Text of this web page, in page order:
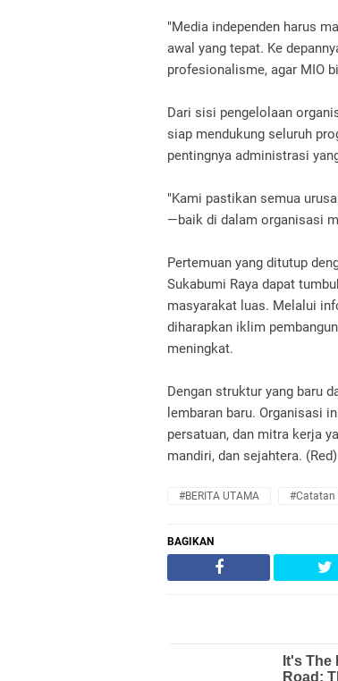
"Media independen harus
awal yang tepat. Ke
profesionalisme, agar MIO
Dari sisi pengelolaan
siap mendukung seluruh
pentingnya administrasi
"Kami pastikan semua
—baik di dalam organisasi
Pertemuan yang ditutup
Sukabumi Raya dapat
masyarakat luas. Melalui
diharapkan iklim
meningkat.
Dengan struktur yang baru
lembaran baru. Organisasi
persatuan, dan mitra kerja
mandiri, dan sejahtera. (Red)
#BERITA UTAMA #Catatan
BAGIKAN